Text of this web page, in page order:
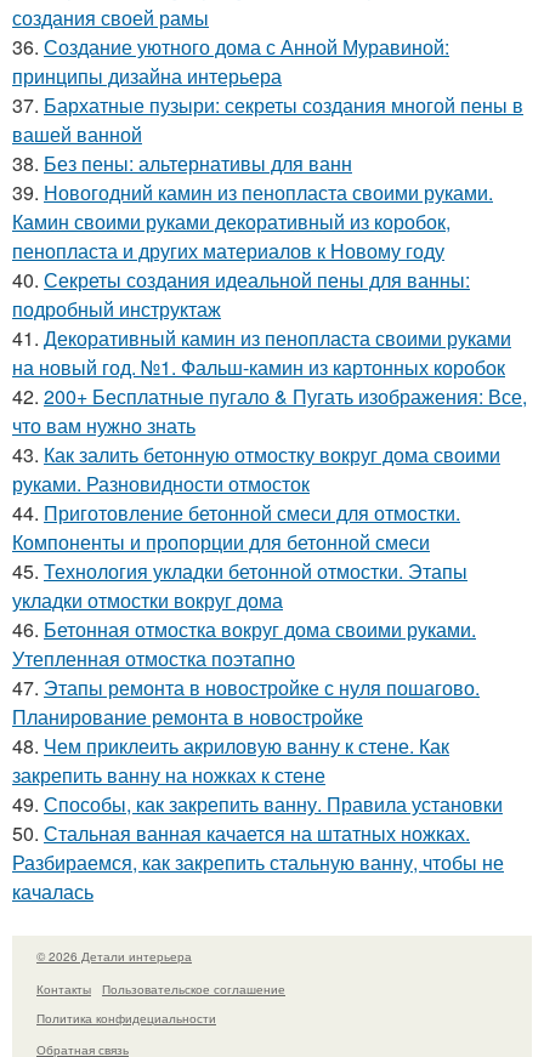
создания своей рамы
36. Создание уютного дома с Анной Муравиной:
принципы дизайна интерьера
37. Бархатные пузыри: секреты создания многой пены в
вашей ванной
38. Без пены: альтернативы для ванн
39. Новогодний камин из пенопласта своими руками.
Камин своими руками декоративный из коробок,
пенопласта и других материалов к Новому году
40. Секреты создания идеальной пены для ванны:
подробный инструктаж
41. Декоративный камин из пенопласта своими руками
на новый год. №1. Фальш-камин из картонных коробок
42. 200+ Бесплатные пугало & Пугать изображения: Все,
что вам нужно знать
43. Как залить бетонную отмостку вокруг дома своими
руками. Разновидности отмосток
44. Приготовление бетонной смеси для отмостки.
Компоненты и пропорции для бетонной смеси
45. Технология укладки бетонной отмостки. Этапы
укладки отмостки вокруг дома
46. Бетонная отмостка вокруг дома своими руками.
Утепленная отмостка поэтапно
47. Этапы ремонта в новостройке с нуля пошагово.
Планирование ремонта в новостройке
48. Чем приклеить акриловую ванну к стене. Как
закрепить ванну на ножках к стене
49. Способы, как закрепить ванну. Правила установки
50. Стальная ванная качается на штатных ножках.
Разбираемся, как закрепить стальную ванну, чтобы не
качалась
© 2026 Детали интерьера
Контакты
Пользовательское соглашение
Политика конфидециальности
Обратная связь